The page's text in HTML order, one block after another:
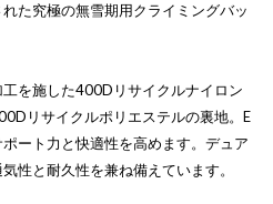
た究極の無雪期用クライミングバッ
を施した400Dリサイクルナイロン
リサイクルポリエステルの裏地。E
ート力と快適性を高めます。デュア
性と耐久性を兼ね備えています。